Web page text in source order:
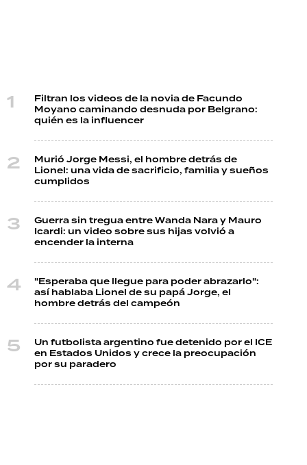
Filtran los videos de la novia de Facundo
Moyano caminando desnuda por Belgrano:
quién es la influencer
Murió Jorge Messi, el hombre detrás de
Lionel: una vida de sacrificio, familia y sueños
cumplidos
Guerra sin tregua entre Wanda Nara y Mauro
Icardi: un video sobre sus hijas volvió a
encender la interna
"Esperaba que llegue para poder abrazarlo":
así hablaba Lionel de su papá Jorge, el
hombre detrás del campeón
Un futbolista argentino fue detenido por el ICE
en Estados Unidos y crece la preocupación
por su paradero